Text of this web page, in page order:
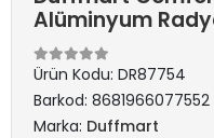
Alüminyum
Ürün Kodu: DR87754
Barkod: 8681966077552
Marka: Duffmart